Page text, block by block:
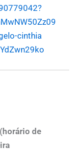
cinthia
de